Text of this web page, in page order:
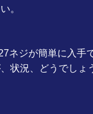
。
ネジが簡単に入手
状況、どうでしょ